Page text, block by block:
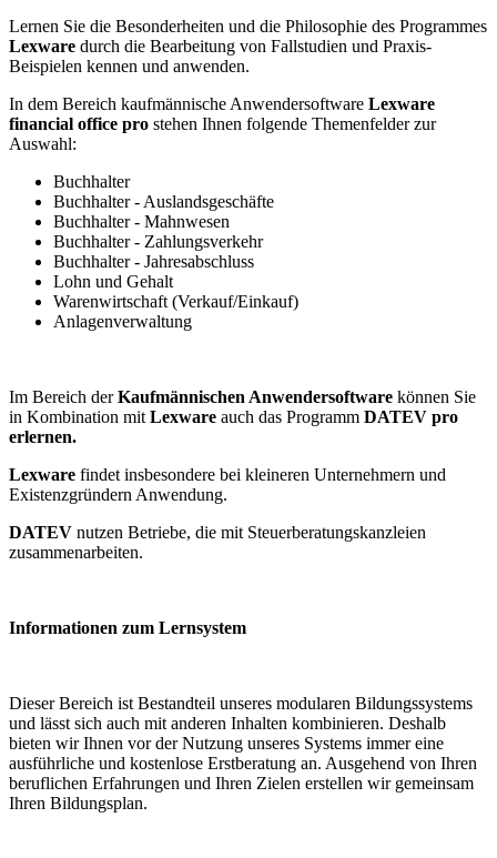
Lernen Sie die Besonderheiten und die Philosophie des Programmes
Lexware durch die Bearbeitung von Fallstudien und Praxis-
Beispielen kennen und anwenden.
In dem Bereich kaufmännische Anwendersoftware Lexware
financial office pro stehen Ihnen folgende Themenfelder zur
Auswahl:
Buchhalter
Buchhalter - Auslandsgeschäfte
Buchhalter - Mahnwesen
Buchhalter - Zahlungsverkehr
Buchhalter - Jahresabschluss
Lohn und Gehalt
Warenwirtschaft (Verkauf/Einkauf)
Anlagenverwaltung
Im Bereich derKaufmännischen Anwendersoftware können Sie
in Kombination mitLexware auch das Programm DATEV pro
erlernen.
Lexware findet insbesondere bei kleineren Unternehmern und
Existenzgründern Anwendung.
DATEV nutzen Betriebe, die mit Steuerberatungskanzleien
zusammenarbeiten.
Informationen zum Lernsystem
Dieser Bereich ist Bestandteil unseres modularen Bildungssystems
und lässt sich auch mit anderen Inhalten kombinieren. Deshalb
bieten wir Ihnen vor der Nutzung unseres Systems immer eine
ausführliche und kostenlose Erstberatung an. Ausgehend von Ihren
beruflichen Erfahrungen und Ihren Zielen erstellen wir gemeinsam
Ihren Bildungsplan.